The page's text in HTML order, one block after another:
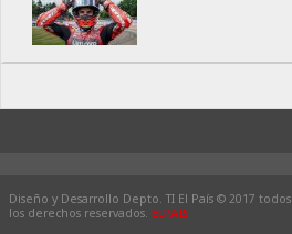
Diseño y Desarrollo Depto. TI El País © 2017 todos
los derechos reservados. ELPAIS